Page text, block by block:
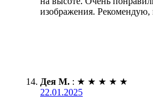
изображения. Рекомендую,
Дея М. : ★ ★ ★ ★ ★
22.01.2025